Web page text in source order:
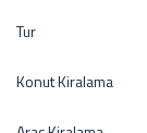
Tur
Konut Kiralama